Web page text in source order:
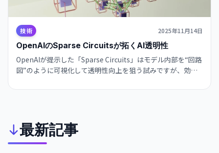
技術 2025年11月14日
OpenAIのSparse Circuitsが拓くAI透明性
OpenAIが提示した「Sparse Circuits」はモデル内部を“回路
図”のように可視化して透明性向上を狙う試みですが、効果
すべきです
最新記事